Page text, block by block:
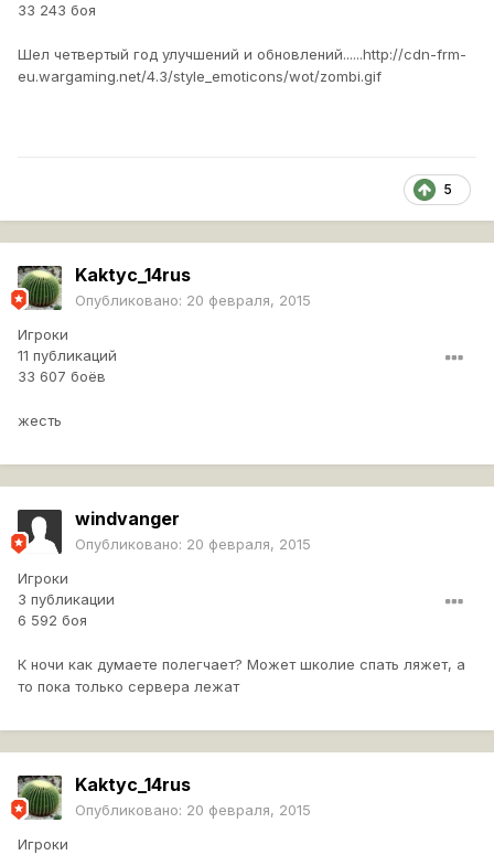
33 243 боя
Шел четвертый год улучшений и обновлений......http://cdn-frm-
eu.wargaming.net/4.3/style_emoticons/wot/zombi.gif
5
Kaktyc_14rus
Опубликовано: 20 февраля, 2015
Игроки
11 публикаций
33 607 боёв
жесть
windvanger
Опубликовано: 20 февраля, 2015
Игроки
3 публикации
6 592 боя
К ночи как думаете полегчает? Может школие спать ляжет, а
то пока только сервера лежат
Kaktyc_14rus
Опубликовано: 20 февраля, 2015
Игроки